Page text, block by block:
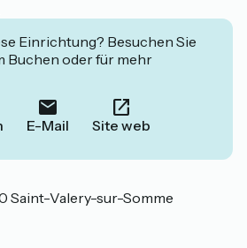
Einrichtung? Besuchen Sie
Buchen oder für mehr
E-Mail Site web
Saint-Valery-sur-Somme